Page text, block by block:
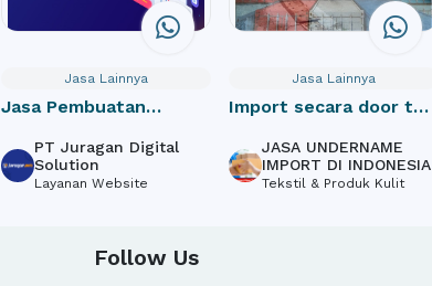
Jasa Lainnya
Jasa Pembuatan
e-Commerce
PT Juragan Digital
Solution
Layanan Website
Jasa Lainnya
Import secara door to
JASA UNDERNAME
IMPORT DI INDONESIA
Tekstil & Produk Kulit
Follow Us